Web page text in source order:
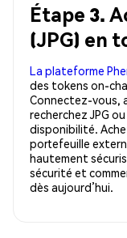
Étape 3.
(JPG) en
La plateforme
des tokens on-
Connectez-vous,
recherchez JPG
disponibilité.
portefeuille
hautement
sécurité et
dès aujourd’hui.